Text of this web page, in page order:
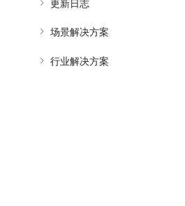
更新日志
场景解决方案
行业解决方案